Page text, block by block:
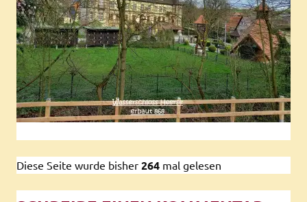
Diese Seite wurde bisher 264 mal gelesen